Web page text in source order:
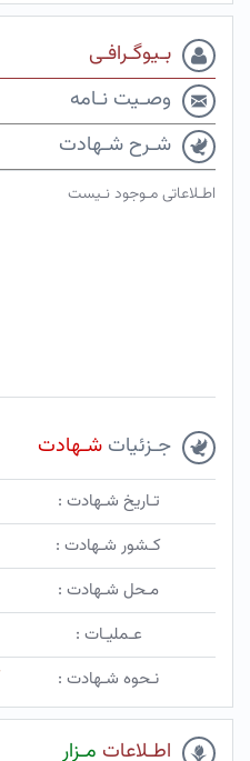
بـیوگـرافـی
وصـیت نـامه
شـرح شـهادت
اطـلاعاتی مـوجود نـیست
جـزئیات شـهادت
تـاریخ شـهادت :
کـشور شـهادت :
مـحل شـهادت :
عـملیـات :
نـحوه شـهادت :
اطـلاعات مـزار